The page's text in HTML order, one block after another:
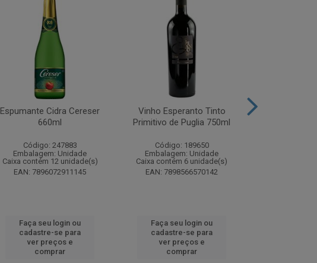
Espumante Cidra Cereser
660ml
Código: 247883
Embalagem: Unidade
Caixa contém 12 unidade(s)
EAN: 7896072911145
Faça seu login ou
cadastre-se para
ver preços e
comprar
Vinho Esperanto Tinto
Primitivo de Puglia 750ml
Código: 189650
Embalagem: Unidade
Caixa contém 6 unidade(s)
EAN: 7898566570142
Faça seu login ou
cadastre-se para
ver preços e
comprar